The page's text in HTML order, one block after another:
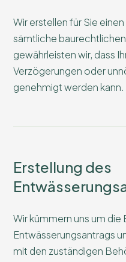
Wir erstellen für Sie
sämtliche
gewährleisten wir, dass
Verzögerungen oder
genehmigt werden kann.
Erstellung des
Wir kümmern uns um die
Entwässerungsantrags
mit den zuständigen